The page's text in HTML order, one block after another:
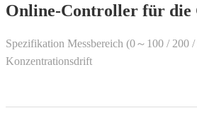
Online-Controller für die
Spezifikation Messbereich (0～100 /
Konzentrationsdrift